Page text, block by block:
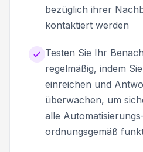
bezüglich ihrer
kontaktiert werden
Testen Sie Ihr
regelmäßig, indem
einreichen und
überwachen, um
alle
ordnungsgemäß